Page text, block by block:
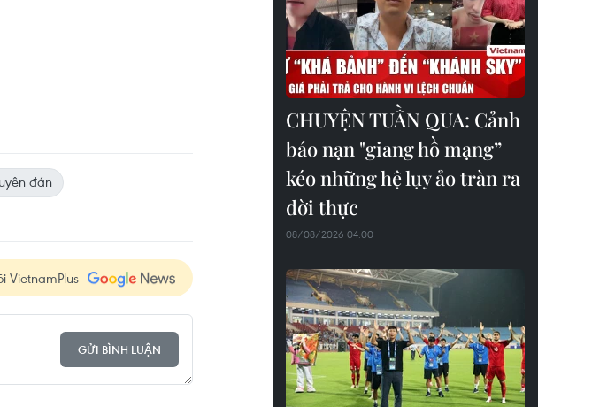
đán
VietnamPlus
GỬI BÌNH LUẬN
CHUYỆN TUẦN QUA: Cảnh
báo nạn "giang hồ mạng”
kéo những hệ lụy ảo tràn ra
đời thực
08/08/2026 04:00